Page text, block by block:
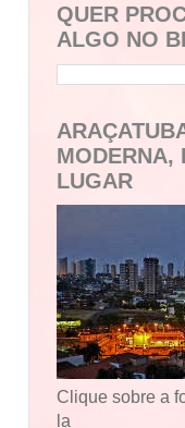
QUER
ALGO NO
MODERNA,
LUGAR
Clique sobre a
la